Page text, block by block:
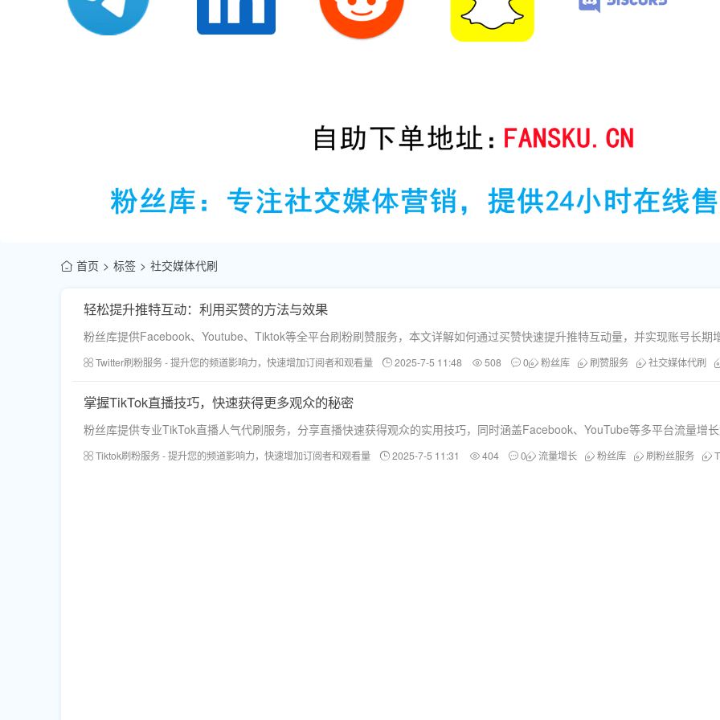
首页 标签 社交媒体代刷
轻松提升推特互动：利用买赞的方法与效果
粉丝库提供Facebook、Youtube、Tiktok等全平台刷粉刷赞服务，本文详解如何通过买赞快速提升推特互动量，并实现账号长期
Twitter刷粉服务 - 提升您的频道影响力，快速增加订阅者和观看量 2025-7-5 11:48 508 0 粉丝库 刷赞服务 社交媒体代刷
掌握TikTok直播技巧，快速获得更多观众的秘密
粉丝库提供专业TikTok直播人气代刷服务，分享直播快速获得观众的实用技巧，同时涵盖Facebook、YouTube等多平台流量增
Tiktok刷粉服务 - 提升您的频道影响力，快速增加订阅者和观看量 2025-7-5 11:31 404 0 流量增长 粉丝库 刷粉丝服务